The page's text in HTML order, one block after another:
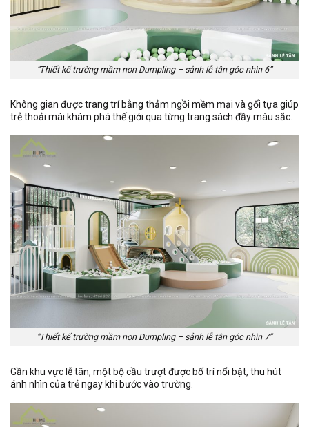
“Thiết kế trường mầm non Dumpling – sảnh lễ tân góc nhìn 6”
Không gian được trang trí bằng thảm ngồi mềm mại và gối tựa giúp
trẻ thoải mái khám phá thế giới qua từng trang sách đầy màu sắc.
“Thiết kế trường mầm non Dumpling – sảnh lễ tân góc nhìn 7”
Gần khu vực lễ tân, một bộ cầu trượt được bố trí nổi bật, thu hút
ánh nhìn của trẻ ngay khi bước vào trường.